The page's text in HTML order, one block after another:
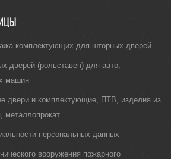
комплектующих для шторных дверей
дверей (рольставен) для авто,
машин
двери и комплектующие, ПТВ, изделия из
металлопрокат
персональных данных
вооружения пожарного